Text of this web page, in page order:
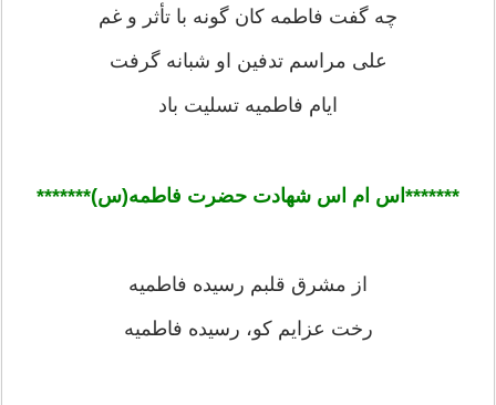
چه گفت فاطمه کان گونه با تأثر و غم
علی مراسم تدفین او شبانه گرفت
ایام فاطمیه تسلیت باد
*******اس ام اس شهادت حضرت فاطمه(س)*******
از مشرق قلبم رسیده فاطمیه
رخت عزایم کو، رسیده فاطمیه